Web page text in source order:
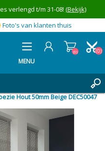
verlengd t/m 31-08! (Bekijk)
Foto's van klanten thuis
MENU
(0)
(0)
Hout 50mm Beige DEC50047